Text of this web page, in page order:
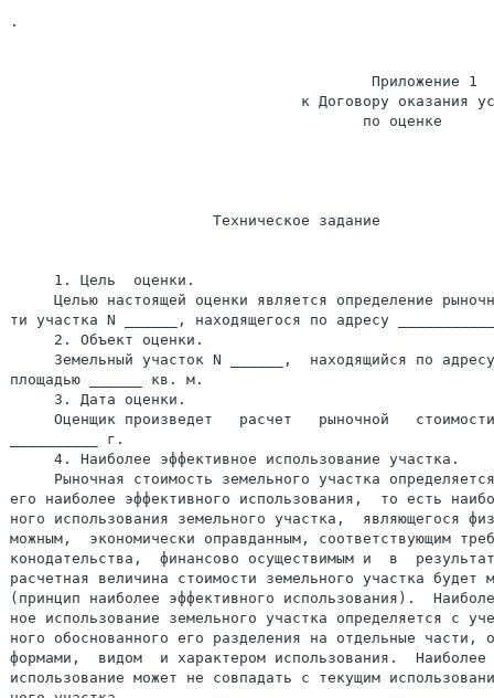
.
                                         Приложение 1
к Договору оказания
                                        по оценке
                       Техническое задание
     1. Цель  оценки.
Целью настоящей оценки является определение
ти участка N ______, находящегося по адресу
     2. Объект оценки.
Земельный участок N ______,  находящийся по
площадью ______ кв. м.
     3. Дата оценки.
Оценщик произведет   расчет   рыночной
__________ г.
     4. Наиболее эффективное использование участка.
Рыночная стоимость земельного участка
его наиболее эффективного использования,  то есть
ного использования земельного участка,  являющегося
можным,  экономически оправданным, соответствующим
конодательства,  финансово осуществимым и  в
расчетная величина стоимости земельного участка будет
(принцип наиболее эффективного использования).
ное использование земельного участка определяется с
ного обоснованного его разделения на отдельные части,
формами,  видом  и характером использования.  Наиболее
использование может не совпадать с текущим